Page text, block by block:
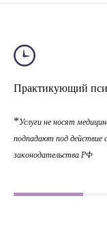
Практикующий
*Услуги не носят
подпадают под действие
законодательства РФ